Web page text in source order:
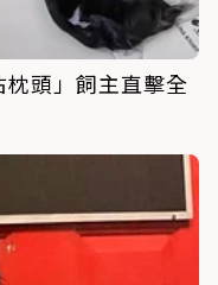
頭」飼主直擊全